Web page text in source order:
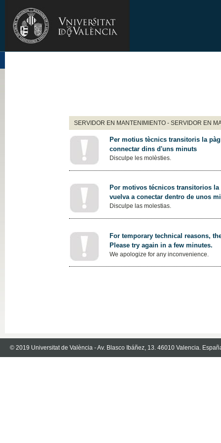
SERVIDOR EN MANTENIMIENTO - SERVIDOR EN
Per motius tècnics transitoris la
connectar dins d'uns minuts
Disculpe les molèsties.
Por motivos técnicos transitorios
vuelva a conectar dentro de unos
Disculpe las molestias.
For temporary technical reasons,
Please try again in a few minutes.
We apologize for any inconvenience.
© 2019 Universitat de València - Av. Blasco Ibáñez, 13. 46010 Valencia.